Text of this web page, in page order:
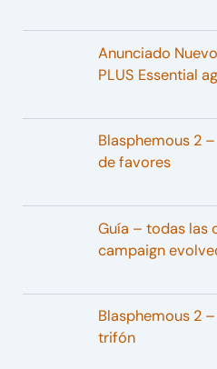
Anunciado
PLUS Essential
Blasphemous 2
de favores
Guía – todas las
campaign
Blasphemous 2
trifón